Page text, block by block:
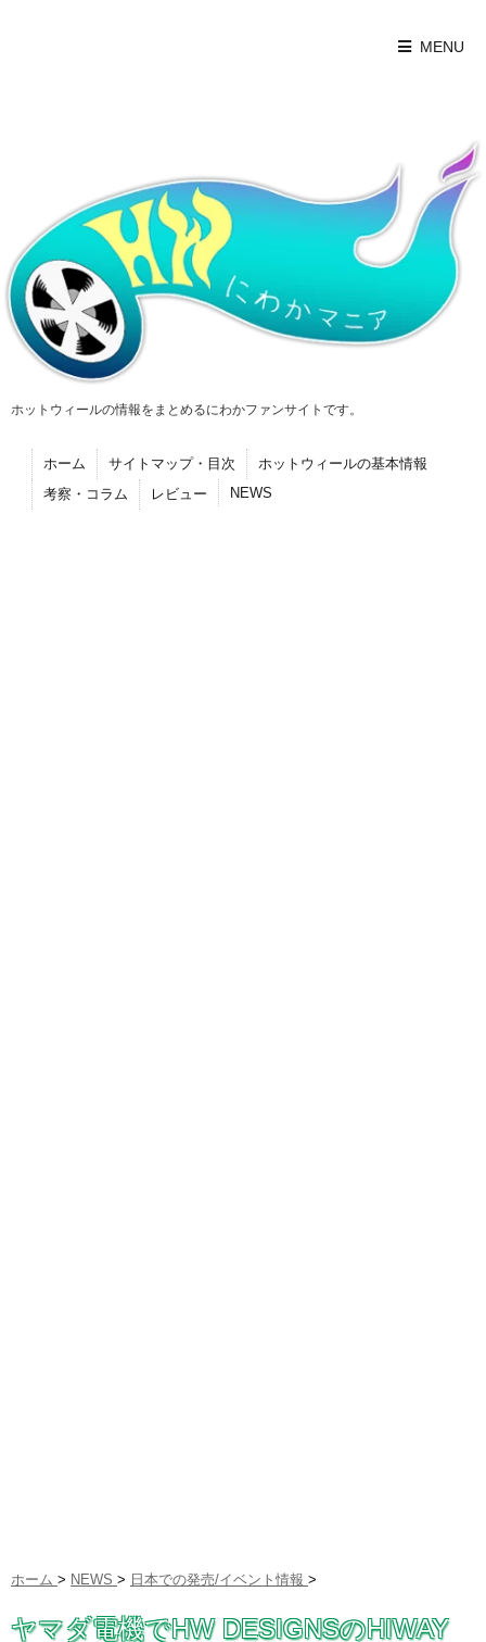
MENU
ホットウィールの情報をまとめるにわかファンサイトです。
ホーム サイトマップ・目次
ホットウィールの基本情報
考察・コラム
レビュー NEWS
ホーム > NEWS > 日本での発売/イベント情報 >
ヤマダ電機でHW DESIGNSのHIWAY